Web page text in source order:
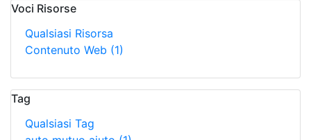
Voci Risorse
Qualsiasi Risorsa
Contenuto Web (1)
Tag
Qualsiasi Tag